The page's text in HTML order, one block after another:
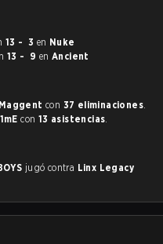
13 - 3 en Nuke
13 - 9 en Ancient
Maggent con 37 eliminaciones.
con 13 asistencias.
jugó contra Linx Legacy